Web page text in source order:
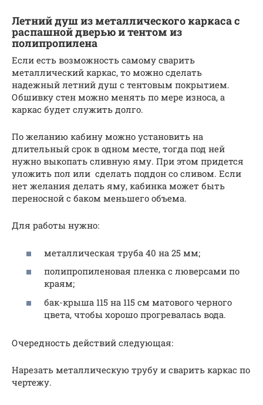
Летний душ из металлического каркаса с
распашной дверью и тентом из
полипропилена
Если есть возможность самому сварить
металлический каркас, то можно сделать
надежный летний душ с тентовым покрытием.
Обшивку стен можно менять по мере износа, а
каркас будет служить долго.
По желанию кабину можно установить на
длительный срок в одном месте, тогда под ней
нужно выкопать сливную яму. При этом придется
уложить пол или сделать поддон со сливом. Если
нет желания делать яму, кабинка может быть
переносной с баком меньшего объема.
Для работы нужно:
металлическая труба 40 на 25 мм;
полипропиленовая пленка с люверсами по
краям;
бак-крыша 115 на 115 см матового черного
цвета, чтобы хорошо прогревалась вода.
Очередность​ действий следующая:
Нарезать металлическую трубу и сварить каркас по
чертежу.